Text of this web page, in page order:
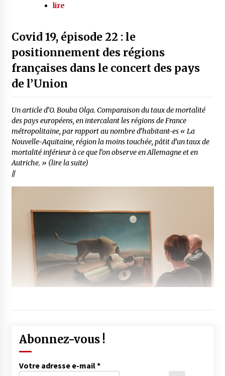
lire
Covid 19, épisode 22 : le
positionnement des régions
françaises dans le concert des pays
de l’Union
Un article d’O. Bouba Olga. Comparaison du taux de mortalité
des pays européens, en intercalant les régions de France
métropolitaine, par rapport au nombre d’habitant-es « La
Nouvelle-Aquitaine, région la moins touchée, pâtit d’un taux de
mortalité inférieur à ce que l’on observe en Allemagne et en
Autriche. » (lire la suite)
//
Abonnez-vous !
Votre adresse e-mail*